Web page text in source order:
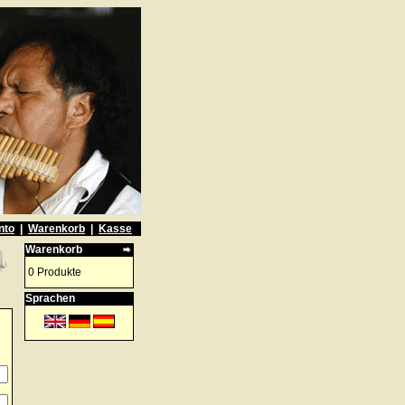
Warenkorb
Kasse
Warenkorb
0 Produkte
Sprachen